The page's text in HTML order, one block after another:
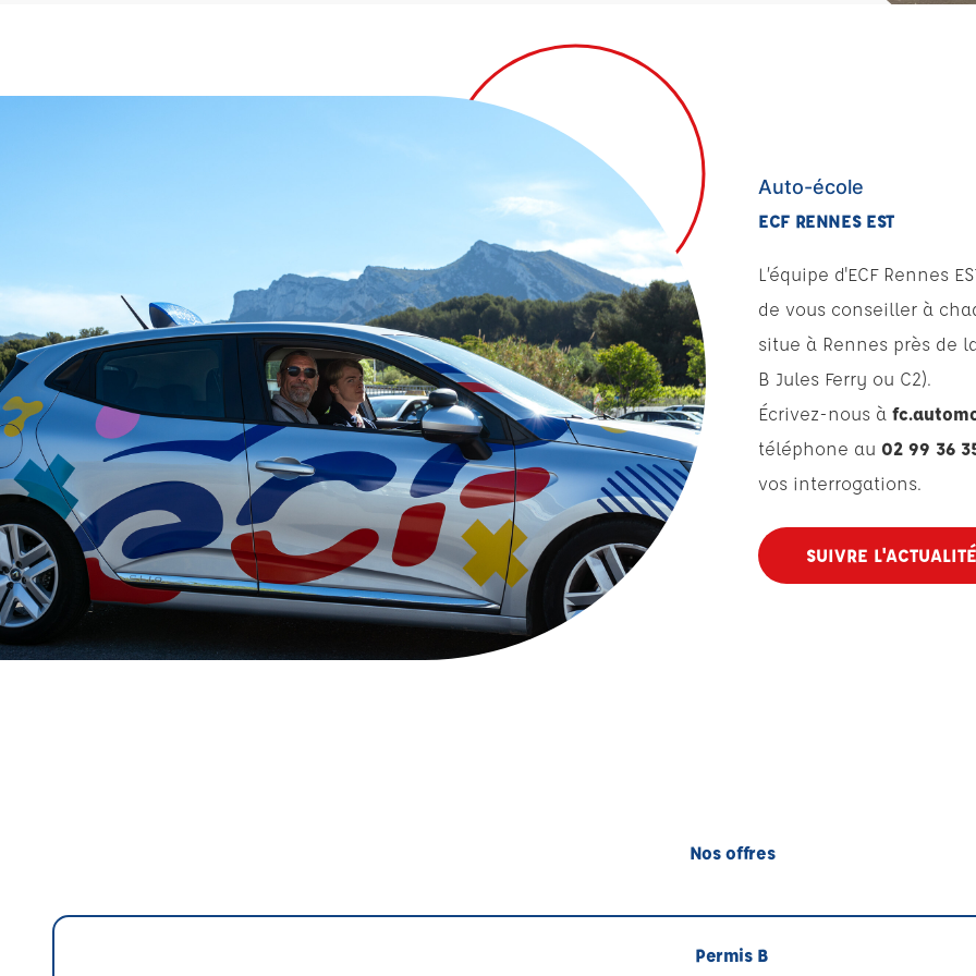
Auto-école
ECF RENNES EST
L’équipe d'ECF Rennes
de vous conseiller à
situe à Rennes près de
B Jules Ferry ou C2).
Écrivez-nous à
téléphone au 02 99 36
vos interrogations.
SUIVRE L'ACTUALITÉ
Nos offres
Permis B